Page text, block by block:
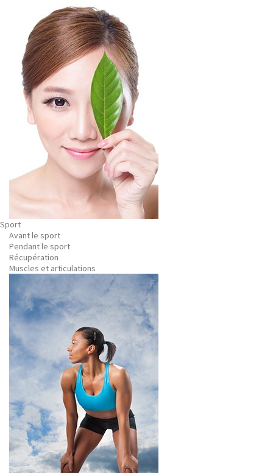
Sport
Avant le sport
Pendant le sport
Récupération
Muscles et articulations